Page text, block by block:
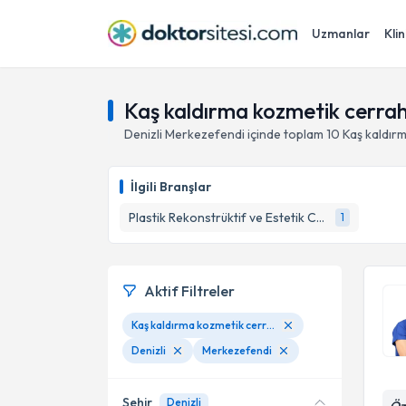
Uzmanlar
Kaş kaldırma kozmetik
Denizli Merkezefendi içinde toplam 10 Kaş
İlgili Branşlar
Plastik Rekonstrüktif ve Estetik Cerrahi
1
Aktif Filtreler
Kaş kaldırma kozmetik cerrahisi
Denizli
Merkezefendi
Şehir Denizli